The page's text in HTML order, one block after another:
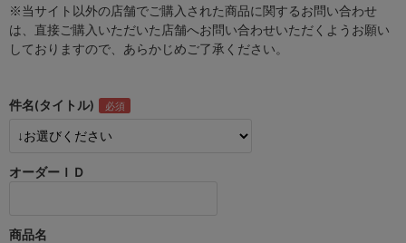
※当サイト以外の店舗でご購入された商品に関するお問い合わせ
は、直接ご購入いただいた店舗へお問い合わせいただくようお願い
しておりますので、あらかじめご了承ください。
件名(タイトル)
オーダーＩＤ
商品名